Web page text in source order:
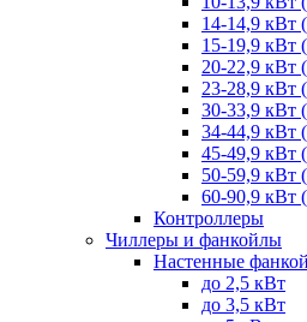
14-14,9 кВт
15-19,9 кВт
20-22,9 кВт
23-28,9 кВт
30-33,9 кВт
34-44,9 кВт
45-49,9 кВт
50-59,9 кВт
60-90,9 кВт
Контроллеры
Чиллеры и фанкойлы
Настенные
до 2,5 кВт
до 3,5 кВт